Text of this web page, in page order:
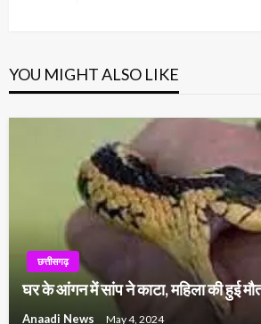
YOU MIGHT ALSO LIKE
छत्तीसगढ़
घर के आंगन में सांप ने काटा, महिला की हुई
Anaadi News May 4, 2024